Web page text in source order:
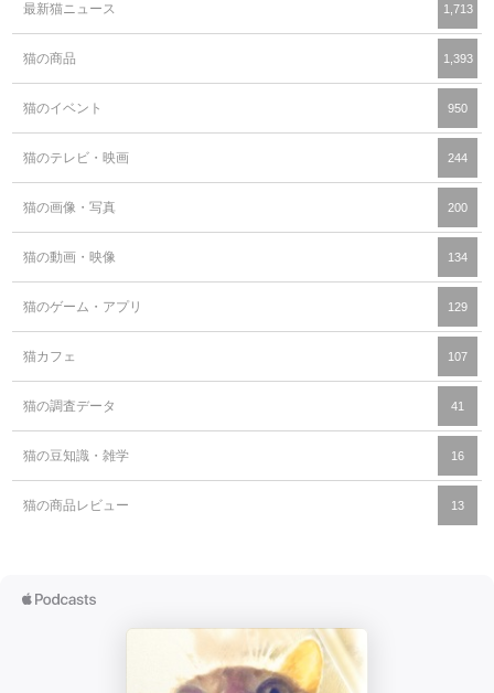
最新猫ニュース 1,713
猫の商品 1,393
猫のイベント 950
猫のテレビ・映画 244
猫の画像・写真 200
猫の動画・映像 134
猫のゲーム・アプリ 129
猫カフェ 107
猫の調査データ 41
猫の豆知識・雑学 16
猫の商品レビュー 13